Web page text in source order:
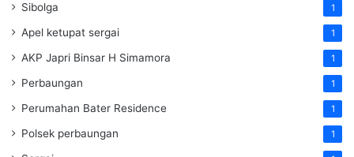
Sibolga 1
Apel ketupat sergai 1
AKP Japri Binsar H Simamora 1
Perbaungan 1
Perumahan Bater Residence 1
Polsek perbaungan 1